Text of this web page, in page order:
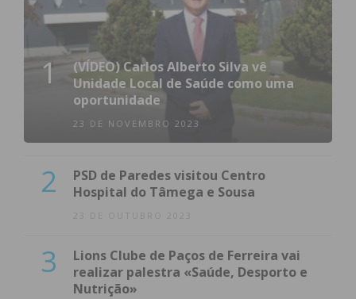
1
(VÍDEO) Carlos Alberto Silva vê
Unidade Local de Saúde como uma
oportunidade
23 DE NOVEMBRO 2023
2
PSD de Paredes visitou Centro
Hospital do Tâmega e Sousa
23 DE OUTUBRO 2023
3
Lions Clube de Paços de Ferreira vai
realizar palestra «Saúde, Desporto e
Nutrição»